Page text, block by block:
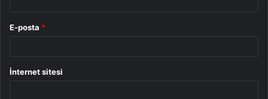
E-posta *
İnternet sitesi